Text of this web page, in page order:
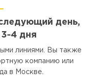
день,
4 дня
линиями. Вы также
компанию или
в Москве.